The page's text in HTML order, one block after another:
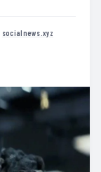
socialnews.xyz